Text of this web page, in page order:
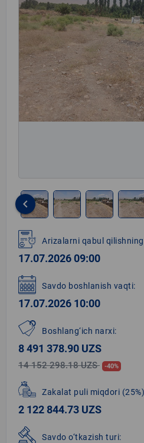
1
of
6
keyboard_arrow_left
Arizalarni qabul
17.07.2026 09:00
Savdo boshlanish vaqti:
17.07.2026 10:00
Boshlang‘ich narxi:
8 491 378.90 UZS
14 152 298.18 UZS -40%
Zakalat puli miqdori (25%)
2 122 844.73 UZS
Savdo o‘tkazish turi: